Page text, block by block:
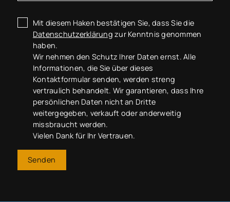
Mit diesem Haken bestätigen Sie, dass Sie die
Datenschutzerklärung zur Kenntnis genommen
haben.
Wir nehmen den Schutz Ihrer Daten ernst. Alle
Informationen, die Sie über dieses
Kontaktformular senden, werden streng
vertraulich behandelt. Wir garantieren, dass Ihre
persönlichen Daten nicht an Dritte
weitergegeben, verkauft oder anderweitig
missbraucht werden.
Vielen Dank für Ihr Vertrauen.
Senden